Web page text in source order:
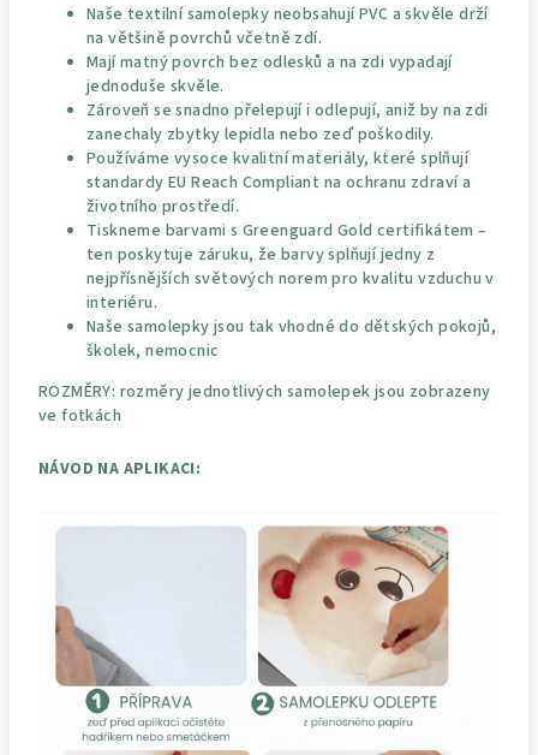
Naše textilní samolepky neobsahují PVC a skvěle drží
na většině povrchů včetně zdí.
Mají matný povrch bez odlesků a na zdi vypadají
jednoduše skvěle.
Zároveň se snadno přelepují i odlepují, aniž by na zdi
zanechaly zbytky lepidla nebo zeď poškodily.
Používáme vysoce kvalitní materiály, které splňují
standardy EU Reach Compliant na ochranu zdraví a
životního prostředí.
Tiskneme barvami s Greenguard Gold certifikátem –
ten poskytuje záruku, že barvy splňují jedny z
nejpřísnějších světových norem pro kvalitu vzduchu v
interiéru.
Naše samolepky jsou tak vhodné do dětských pokojů,
školek, nemocnic
ROZMĚRY: rozměry jednotlivých samolepek jsou zobrazeny
ve fotkách
NÁVOD NA APLIKACI: